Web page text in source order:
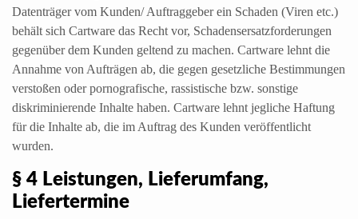
Datenträger vom Kunden/ Auftraggeber ein Schaden (Viren etc.)
behält sich Cartware das Recht vor, Schadensersatzforderungen
gegenüber dem Kunden geltend zu machen. Cartware lehnt die
Annahme von Aufträgen ab, die gegen gesetzliche Bestimmungen
verstoßen oder pornografische, rassistische bzw. sonstige
diskriminierende Inhalte haben. Cartware lehnt jegliche Haftung
für die Inhalte ab, die im Auftrag des Kunden veröffentlicht
wurden.
§ 4 Leistungen, Lieferumfang,
Liefertermine